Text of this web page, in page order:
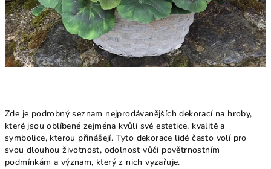
Zde je podrobný seznam nejprodávanějších dekorací na hroby,
které jsou oblíbené zejména kvůli své estetice, kvalitě a
symbolice, kterou přinášejí. Tyto dekorace lidé často volí pro
svou dlouhou životnost, odolnost vůči povětrnostním
podmínkám a význam, který z nich vyzařuje.